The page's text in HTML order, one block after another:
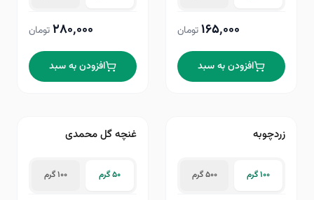
۱۶۵٬۰۰۰تومان
افزودن به سبد
۲۸۰٬۰۰۰تومان
افزودن به سبد
زردچوبه
۱۰۰ گرم ۵۰۰ گرم
غنچه گل محمدی
۵۰ گرم ۱۰۰ گرم